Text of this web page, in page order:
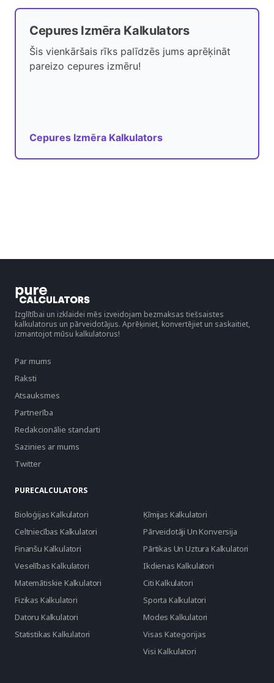
Cepures Izmēra Kalkulators
Šis vienkāršais rīks palīdzēs jums aprēķināt
pareizo cepures izmēru!
Cepures Izmēra Kalkulators
Izglītībai un izklaidei mēs izveidojam bezmaksas tiešsaistes
kalkulatorus un pārveidotājus. Aprēķiniet, konvertējiet un saskaitiet,
izmantojot mūsu kalkulatorus!
Par mums
Raksti
Atsauksmes
Partnerība
Redakcionālie standarti
Sazinies ar mums
Twitter
PURECALCULATORS
Bioloģijas Kalkulatori
Ķīmijas Kalkulatori
Celtniecības Kalkulatori
Pārveidotāji Un Konversija
Finanšu Kalkulatori
Pārtikas Un Uztura Kalkulatori
Veselības Kalkulatori
Ikdienas Kalkulatori
Matemātiskie Kalkulatori
Citi Kalkulatori
Fizikas Kalkulatori
Sporta Kalkulatori
Datoru Kalkulatori
Modes Kalkulatori
Statistikas Kalkulatori
Visas Kategorijas
Visi Kalkulatori